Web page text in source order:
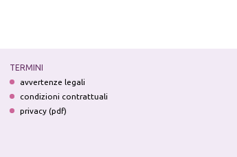
TERMINI
avvertenze legali
condizioni contrattuali
privacy (pdf)